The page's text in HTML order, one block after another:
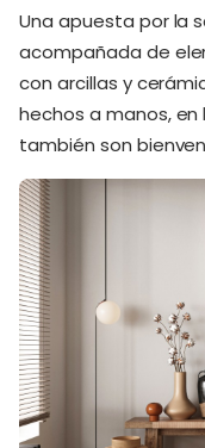
Una apuesta por la
acompañada de
con arcillas y
hechos a manos,
también son